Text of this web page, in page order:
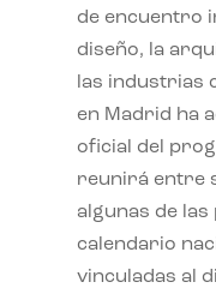
de encuentro
diseño, la
las industrias
en Madrid ha
oficial del
reunirá entre
algunas de
calendario
vinculadas al